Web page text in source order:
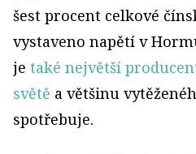
šest procent celkové
vystaveno napětí v
je také největší
světě a většinu
spotřebuje.